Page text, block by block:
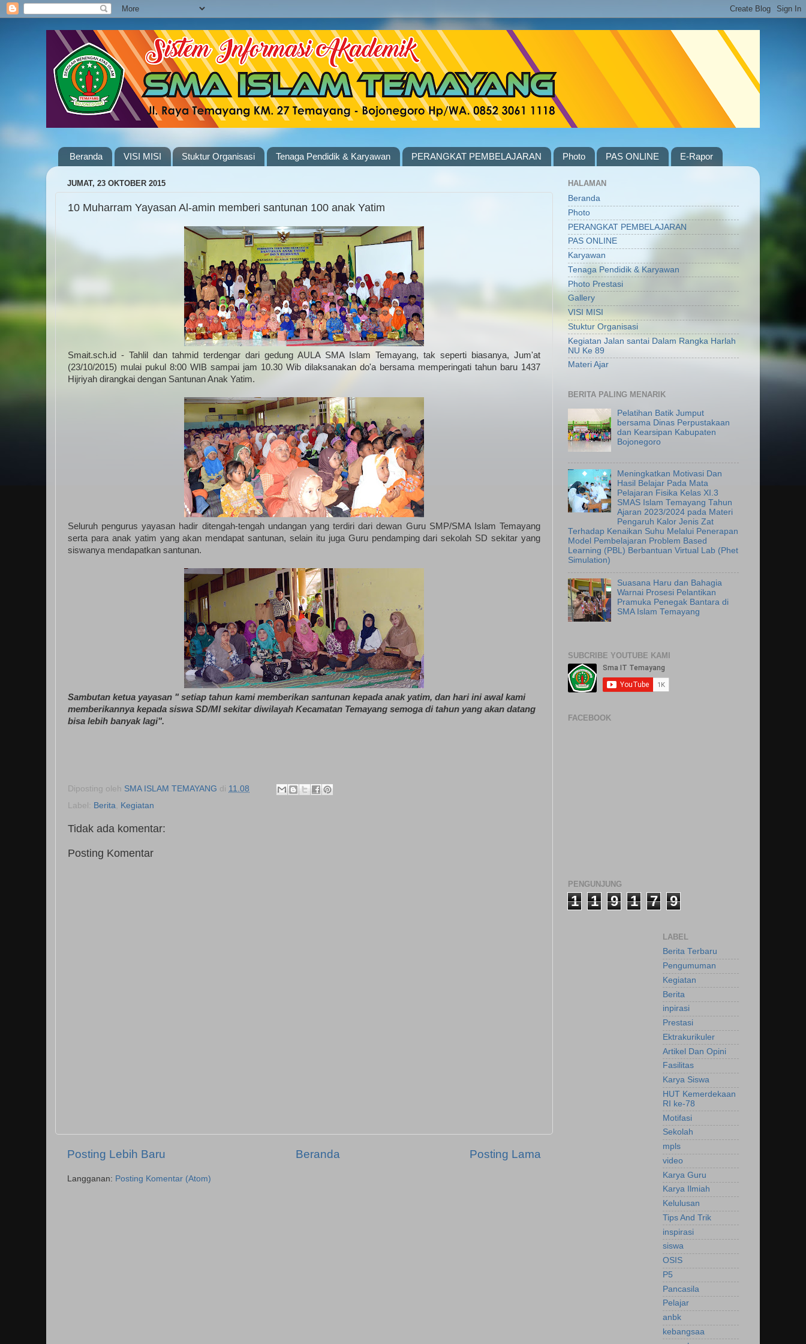
Beranda VISI MISI Stuktur Organisasi Tenaga Pendidik & Karyawan PERANGKAT PEMBELAJARAN Photo PAS ONLINE E-Rapor
JUMAT, 23 OKTOBER 2015
10 Muharram Yayasan Al-amin memberi santunan 100 anak Yatim
Smait.sch.id - Tahlil dan tahmid terdengar dari gedung AULA SMA Islam Temayang, tak seperti biasanya, Jum'at
(23/10/2015) mulai pukul 8:00 WIB sampai jam 10.30 Wib dilaksanakan do'a bersama memperingati tahun baru 1437
Hijriyah dirangkai dengan Santunan Anak Yatim.
Seluruh pengurus yayasan hadir ditengah-tengah undangan yang terdiri dari dewan Guru SMP/SMA Islam Temayang
serta para anak yatim yang akan mendapat santunan, selain itu juga Guru pendamping dari sekolah SD sekitar yang
siswanya mendapatkan santunan.
Sambutan ketua yayasan " setiap tahun kami memberikan santunan kepada anak yatim, dan hari ini awal kami
memberikannya kepada siswa SD/MI sekitar diwilayah Kecamatan Temayang semoga di tahun yang akan datang
bisa lebih banyak lagi".
Diposting oleh SMA ISLAM TEMAYANG di 11.08
Label: Berita Kegiatan
Tidak ada komentar:
Posting Komentar
Posting Lebih Baru Posting Lama
Beranda
Langganan: Posting Komentar (Atom)
HALAMAN
Beranda
Photo
PERANGKAT PEMBELAJARAN
PAS ONLINE
Karyawan
Tenaga Pendidik & Karyawan
Photo Prestasi
Gallery
VISI MISI
Stuktur Organisasi
Kegiatan Jalan santai Dalam Rangka Harlah
NU Ke 89
Materi Ajar
BERITA PALING MENARIK
Pelatihan Batik Jumput
bersama Dinas Perpustakaan
dan Kearsipan Kabupaten
Bojonegoro
Meningkatkan Motivasi Dan
Hasil Belajar Pada Mata
Pelajaran Fisika Kelas XI.3
SMAS Islam Temayang Tahun
Ajaran 2023/2024 pada Materi
Pengaruh Kalor Jenis Zat
Terhadap Kenaikan Suhu Melalui Penerapan
Model Pembelajaran Problem Based
Learning (PBL) Berbantuan Virtual Lab (Phet
Simulation)
Suasana Haru dan Bahagia
Warnai Prosesi Pelantikan
Pramuka Penegak Bantara di
SMA Islam Temayang
SUBCRIBE YOUTUBE KAMI
FACEBOOK
PENGUNJUNG
1 1 9 1 7 9
LABEL
Berita Terbaru
Pengumuman
Kegiatan
Berita
inpirasi
Prestasi
Ektrakurikuler
Artikel Dan Opini
Fasilitas
Karya Siswa
HUT Kemerdekaan
RI ke-78
Motifasi
Sekolah
mpls
video
Karya Guru
Karya Ilmiah
Kelulusan
Tips And Trik
inspirasi
siswa
OSIS
P5
Pancasila
Pelajar
anbk
kebangsaa